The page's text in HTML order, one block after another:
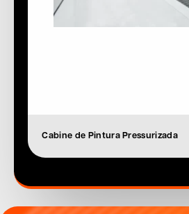
Cabine de Pintura Pressurizada